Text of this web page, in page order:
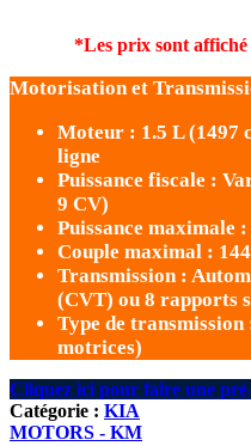
*Les prix sont
Motorisation et
Moteur : 1.5 L (1497
ligne
Puissance fiscale :
9 CV)
Puissance maximale
Couple maximal :
Transmission :
(CVT) ou 8 rapports
Type de
motrices)
Cliquez ici pour faire une
Catégorie : KIA
MOTORS - KM